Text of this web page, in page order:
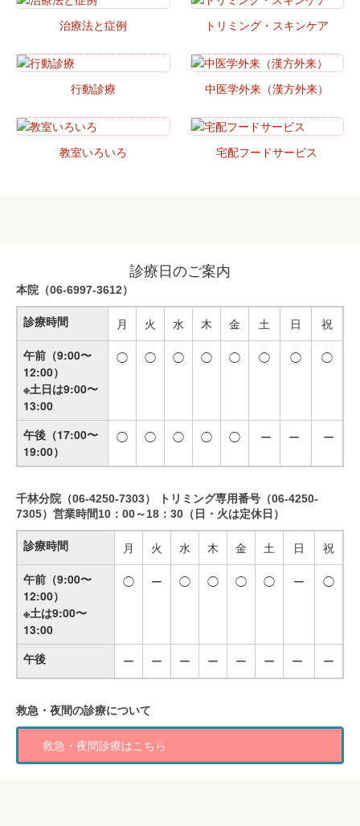
治療法と症例 トリミング・スキンケア
行動診療 中医学外来（漢方外来）
教室いろいろ 宅配フードサービス
診療日のご案内
本院（06-6997-3612）
診療時間 月 火 水 木 金 土 日
祝
午前（9:00〜
12:00）
※土日は9:00〜
13:00
◯ ◯ ◯ ◯ ◯ ◯ ◯ ◯
午後 （17:00〜
19:00）
◯ ◯ ◯ ◯ ◯ ー ー ー
千林分院（06-4250-7303） トリミング専用番号（06-4250-
7305）営業時間10：00～18：30（日・火は定休日）
診療時間 月 火 水 木 金 土 日
祝
午前（9:00〜
12:00）
※土は9:00〜
13:00
◯ ー ◯ ◯ ◯ ◯ ー ◯
午後 ー ー ー ー ー ー ー ー
救急・夜間の診療について
救急・夜間診療はこちら